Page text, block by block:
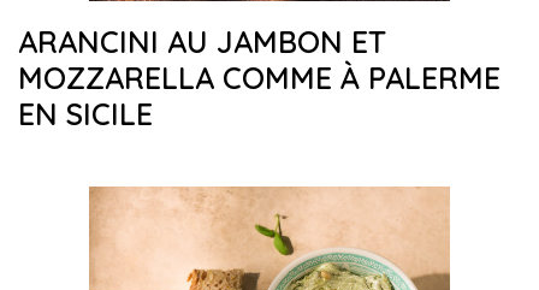
ARANCINI AU JAMBON ET
MOZZARELLA COMME À PALERME
EN SICILE